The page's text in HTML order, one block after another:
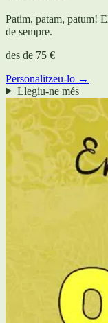
Patim, patam, patum!
de sempre.
des de 75 €
Personalitzeu-lo →
Llegiu-ne més